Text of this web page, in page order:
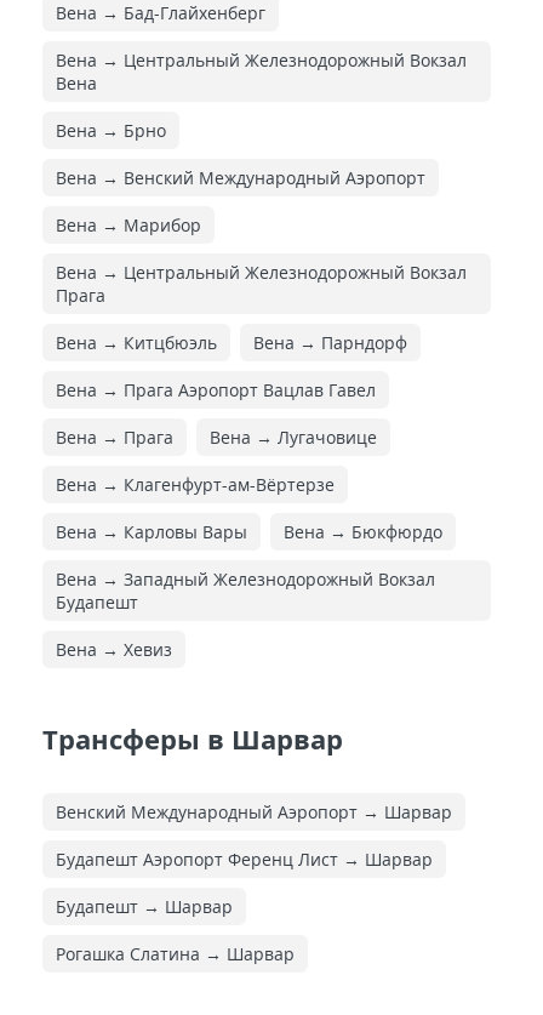
Вена → Бад-Глайхенберг
Вена → Центральный Железнодорожный Вокзал
Вена
Вена → Брно
Вена → Венский Международный Аэропорт
Вена → Марибор
Вена → Центральный Железнодорожный Вокзал
Прага
Вена → Китцбюэль Вена → Парндорф
Вена → Прага Аэропорт Вацлав Гавел
Вена → Прага Вена → Лугачовице
Вена → Клагенфурт-ам-Вёртерзе
Вена → Карловы Вары Вена → Бюкфюрдо
Вена → Западный Железнодорожный Вокзал
Будапешт
Вена → Хевиз
Трансферы в Шарвар
Венский Международный Аэропорт → Шарвар
Будапешт Аэропорт Ференц Лист → Шарвар
Будапешт → Шарвар
Рогашка Слатина → Шарвар